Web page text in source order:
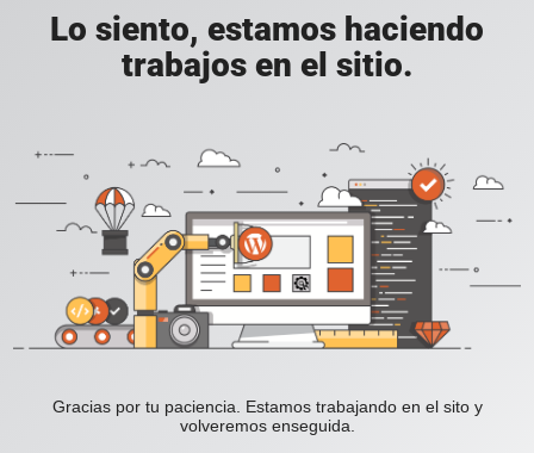
Lo siento, estamos haciendo
trabajos en el sitio.
Gracias por tu paciencia. Estamos trabajando en el sito y
volveremos enseguida.